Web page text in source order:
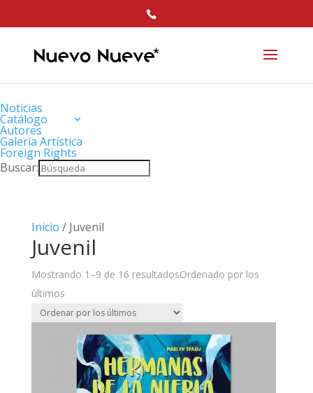
Noticias
Catálogo
Autores
Galería Artística
Foreign Rights
Buscar:
Inicio / Juvenil
Juvenil
Mostrando 1–9 de 16 resultadosOrdenado por los
últimos